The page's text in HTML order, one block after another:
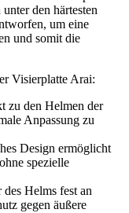
den härtesten
um eine
und somit die
Visierplatte Arai:
zu den Helmen der
Anpassung zu
Design ermöglicht
spezielle
Helms fest an
gegen äußere